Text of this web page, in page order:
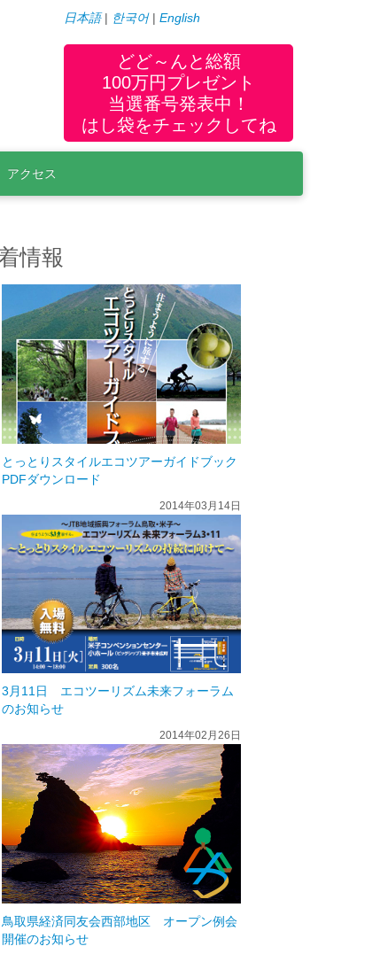
日本語| 한국어| English
どど～んと総額
100万円プレゼント
当選番号発表中！
はし袋をチェックしてね
アクセス
情報
とっとりスタイルエコツアーガイドブック
PDFダウンロード
2014年03月14日
3月11日 エコツーリズム未来フォーラム
のお知らせ
2014年02月26日
鳥取県経済同友会西部地区 オープン例会
開催のお知らせ